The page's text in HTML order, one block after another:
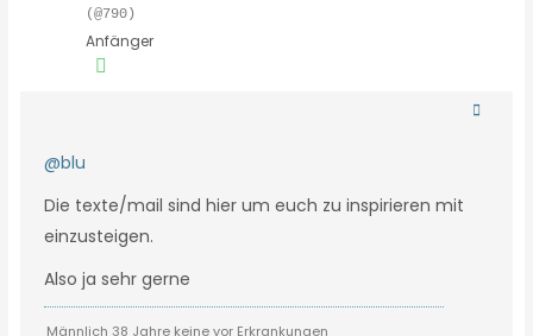
(@790)
Anfänger
@blu
Die texte/mail sind hier um euch zu inspirieren mit
einzusteigen.
Also ja sehr gerne
Männlich 38 Jahre keine vor Erkrankungen